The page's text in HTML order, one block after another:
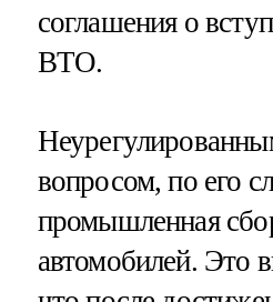
соглашения о
ВТО.
вопросом, по его
промышленная
автомобилей. Это